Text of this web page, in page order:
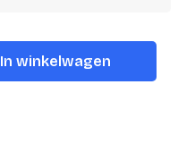
In winkelwagen